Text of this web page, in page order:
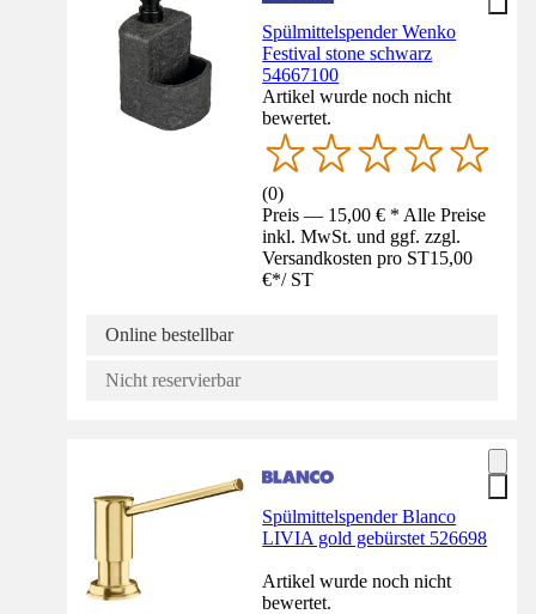
Spülmittelspender Wenko
Festival stone schwarz
54667100
Artikel wurde noch nicht
bewertet.
(0)
Preis — 15,00 € * Alle Preise
inkl. MwSt. und ggf. zzgl.
Versandkosten pro ST15,00
€*/ ST
Online bestellbar
Nicht reservierbar
Spülmittelspender Blanco
LIVIA gold gebürstet 526698
Artikel wurde noch nicht
bewertet.